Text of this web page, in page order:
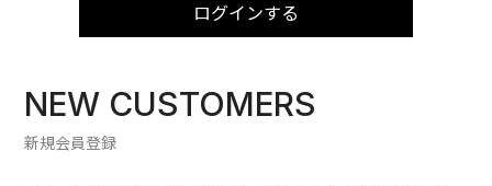
ログインする
NEW CUSTOMERS
新規会員登録